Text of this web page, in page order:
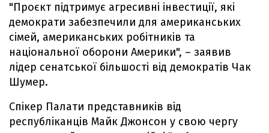
"Проєкт підтримує агресивні інвестиції, які
демократи забезпечили для американських
сімей, американських робітників та
національної оборони Америки", – заявив
лідер сенатської більшості від демократів Чак
Шумер.
Спікер Палати представників від
республіканців Майк Джонсон у свою чергу